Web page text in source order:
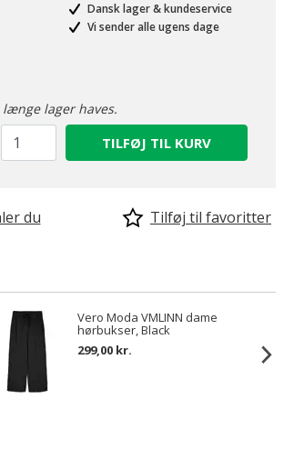
Dansk lager & kundeservice
Vi sender alle ugens dage
lager haves.
TILFØJ TIL KURV
du Tilføj til favoritter
Vero Moda VMLINN dame
hørbukser, Black
299,00 kr.